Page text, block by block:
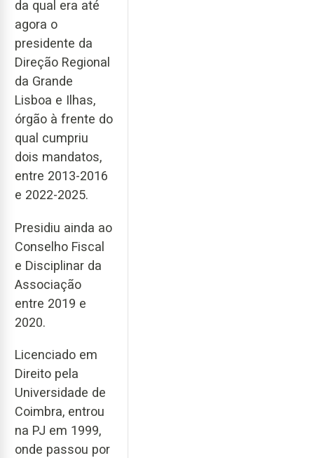
da qual era até
agora o
presidente da
Direção Regional
da Grande
Lisboa e Ilhas,
órgão à frente do
qual cumpriu
dois mandatos,
entre 2013-2016
e 2022-2025.
Presidiu ainda ao
Conselho Fiscal
e Disciplinar da
Associação
entre 2019 e
2020.
Licenciado em
Direito pela
Universidade de
Coimbra, entrou
na PJ em 1999,
onde passou por